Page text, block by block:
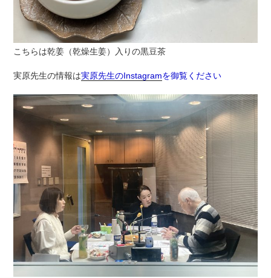
こちらは乾姜（乾燥生姜）入りの黒豆茶
実原先生の情報は実原先生のInstagramを御覧ください